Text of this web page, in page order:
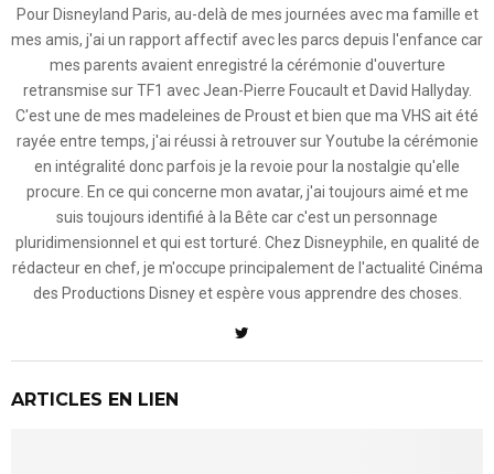
Pour Disneyland Paris, au-delà de mes journées avec ma famille et
mes amis, j'ai un rapport affectif avec les parcs depuis l'enfance car
mes parents avaient enregistré la cérémonie d'ouverture
retransmise sur TF1 avec Jean-Pierre Foucault et David Hallyday.
C'est une de mes madeleines de Proust et bien que ma VHS ait été
rayée entre temps, j'ai réussi à retrouver sur Youtube la cérémonie
en intégralité donc parfois je la revoie pour la nostalgie qu'elle
procure. En ce qui concerne mon avatar, j'ai toujours aimé et me
suis toujours identifié à la Bête car c'est un personnage
pluridimensionnel et qui est torturé. Chez Disneyphile, en qualité de
rédacteur en chef, je m'occupe principalement de l'actualité Cinéma
des Productions Disney et espère vous apprendre des choses.
ARTICLES EN LIEN